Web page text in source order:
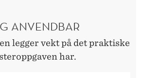
ANVENDBAR
legger vekt på det praktiske
har.